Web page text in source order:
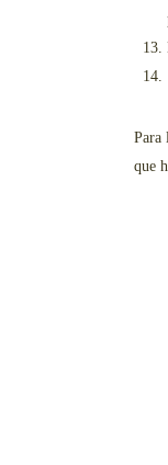
Para
que